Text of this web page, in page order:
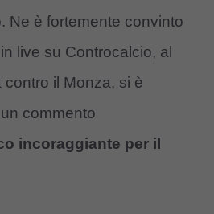
. Ne è fortemente convinto
live su Controcalcio, al
il Monza, si è
commento
incoraggiante per il